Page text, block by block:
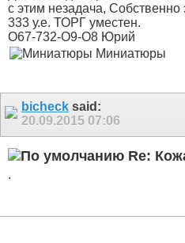
с этим незадача,
333 у.е. ТОРГ уместен.
О67-732-О9-О8 Юрий
Миниатюры
bicheck said:
20.09.2015 07:06
Re:
.